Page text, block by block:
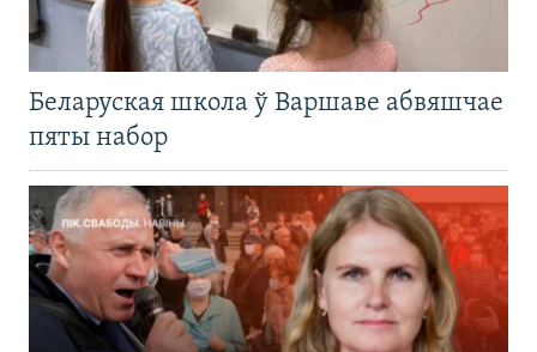
Беларуская школа ў Варшаве абвяшчае
пяты набор